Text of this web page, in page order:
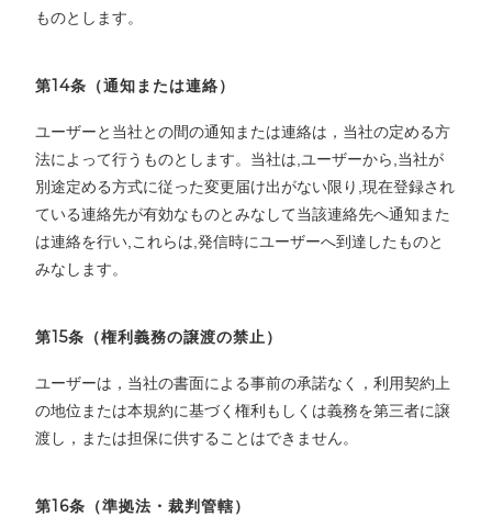
ものとします。
第14条（通知または連絡）
ユーザーと当社との間の通知または連絡は，当社の定める方
法によって行うものとします。当社は,ユーザーから,当社が
別途定める方式に従った変更届け出がない限り,現在登録され
ている連絡先が有効なものとみなして当該連絡先へ通知また
は連絡を行い,これらは,発信時にユーザーへ到達したものと
みなします。
第15条（権利義務の譲渡の禁止）
ユーザーは，当社の書面による事前の承諾なく，利用契約上
の地位または本規約に基づく権利もしくは義務を第三者に譲
渡し，または担保に供することはできません。
第16条（準拠法・裁判管轄）